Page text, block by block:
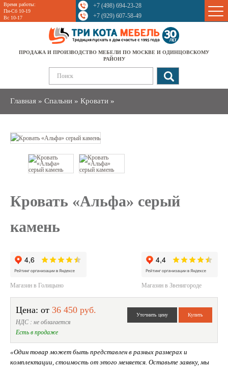
Время работы:
Пн-Сб 10-19
Вс 10-17
+7 (498) 694-23-28
+7 (929) 607-58-49
ПРОДАЖА И ПРОИЗВОДСТВО МЕБЕЛИ ПО МОСКВЕ И ОДИНЦОВСКОМУ
РАЙОНУ
Главная » Спальни » Кровати »
Sale
Кровать «Альфа» серый
камень
Магазин в Голицыно Магазин в Звенигороде
Цена: от 36 450 руб.
НДС : не облагается
Есть в продаже
«Один товар может быть представлен в разных размерах и
комплектации, стоимость от этого меняется. Оставьте заявку, мы